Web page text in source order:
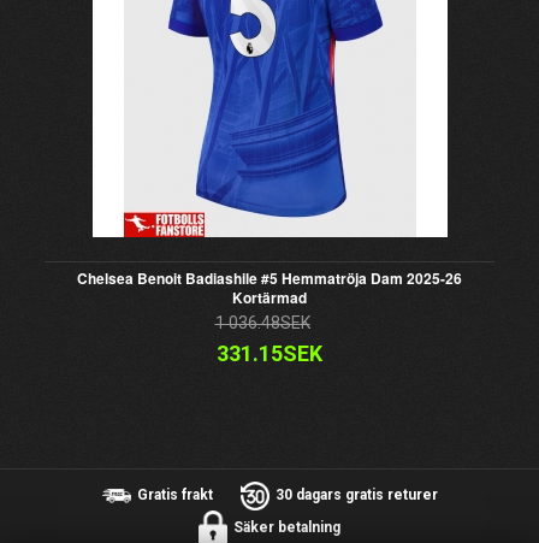
Chelsea Benoit Badiashile #5 Hemmatröja Dam 2025-26
Kortärmad
1 036.48SEK
331.15SEK
Gratis frakt
30 dagars gratis returer
Säker betalning